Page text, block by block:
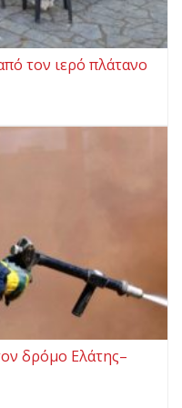
τον ιερό πλάτανο
δρόμο Ελάτης–